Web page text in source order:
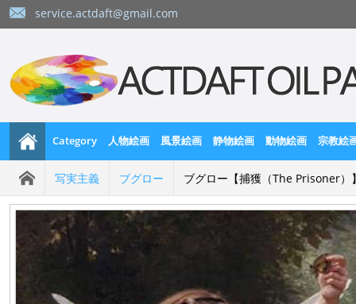
service.actdaft@gmail.com
Category 人物絵画 風景絵画 静物絵画 動物絵画 宗教絵
写実主義 ブグロー ブグロー【捕獲（The Prisoner）